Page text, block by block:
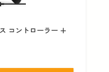
コントローラー +